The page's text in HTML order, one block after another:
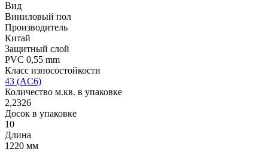
Вид
Виниловый пол
Производитель
Китай
Защитный слой
PVC 0,55 mm
Класс износостойкости
43 (AC6)
Количество м.кв. в упаковке
2,2326
Досок в упаковке
10
Длина
1220 мм